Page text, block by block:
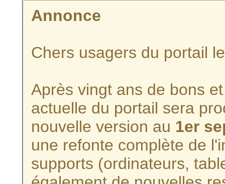
Annonce
Chers usagers du portail
Après vingt ans de bons
actuelle du portail sera
nouvelle version au 1er
une refonte complète de
supports (ordinateurs,